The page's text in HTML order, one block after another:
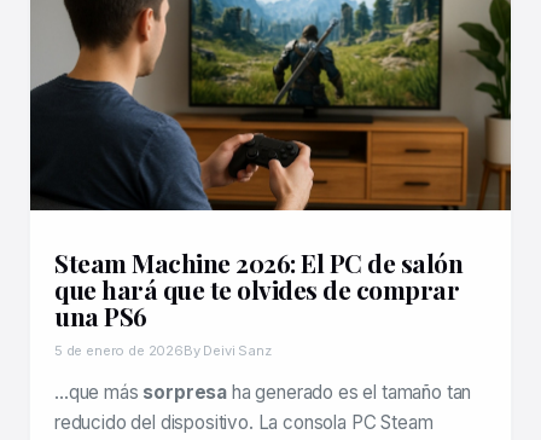
Steam Machine 2026: El PC de salón
que hará que te olvides de comprar
una PS6
5 de enero de 2026By Deivi Sanz
…que más sorpresa ha generado es el tamaño tan
reducido del dispositivo. La consola PC Steam